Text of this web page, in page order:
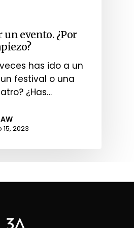
un evento. ¿Por
has ido a un
festival o una
¿Has…
2023